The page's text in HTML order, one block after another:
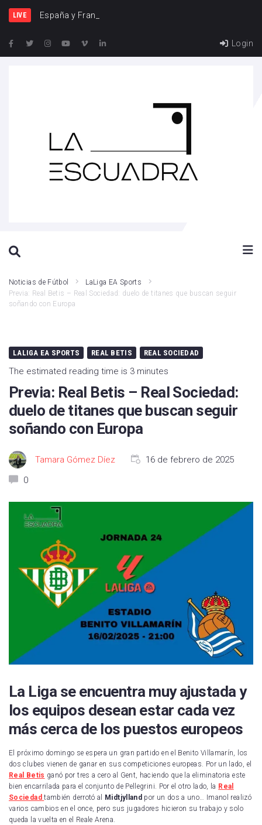
LIVE España y Francia, una riv
Login
Noticias de Fútbol
LaLiga EA Sports
Previa: Real Betis – Real Sociedad: duelo de titanes que buscan seguir
soñando con Europa
LALIGA EA SPORTS REAL BETIS REAL SOCIEDAD
The estimated reading time is 3 minutes
Previa: Real Betis – Real Sociedad:
duelo de titanes que buscan seguir
soñando con Europa
Tamara Gómez Díez
16 de febrero de 2025
0
La Liga se encuentra muy ajustada y
los equipos desean estar cada vez
más cerca de los puestos europeos
El próximo domingo se espera un gran partido en el Benito Villamarín, los
dos clubes vienen de ganar en sus competiciones europeas. Por un lado, el
Real Betis ganó por tres a cero al Gent, haciendo que la eliminatoria este
bien encarrilada para el conjunto de Pellegrini. Por el otro lado, la Real
Sociedad también derrotó al Midtjylland por un dos a uno… Imanol realizó
varios cambios en el once, pero sus jugadores hicieron su trabajo y solo
queda la vuelta en el Reale Arena.